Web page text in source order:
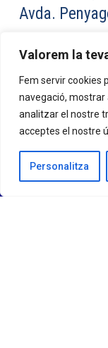
Valorem la
Fem servir cookies
navegació,
analitzar el nostre
acceptes el nostre
Personalitza
Avda.